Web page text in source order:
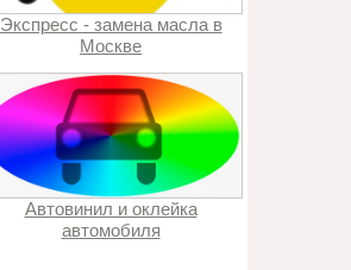
Экспресс - замена масла в
Москве
Автовинил и оклейка
автомобиля